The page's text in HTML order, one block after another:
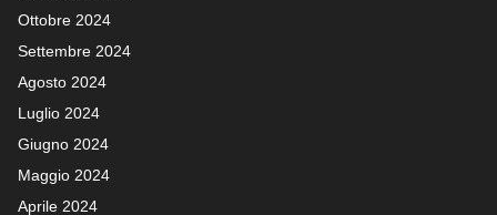
Ottobre 2024
Settembre 2024
Agosto 2024
Luglio 2024
Giugno 2024
Maggio 2024
Aprile 2024